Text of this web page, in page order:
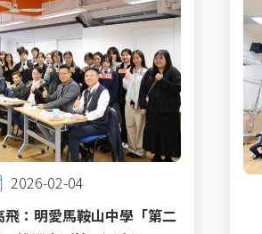
2026-02-04
：明愛馬鞍山中學「第二